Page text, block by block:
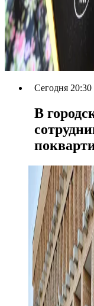
Сегодня 20:30
В